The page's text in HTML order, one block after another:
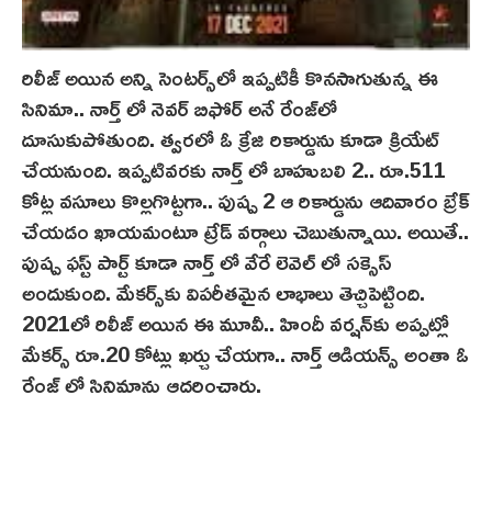
రిలీజ్ అయిన అన్ని సెంటర్స్‌లో ఇప్పటికీ కొనసాగుతున్న ఈ
సినిమా.. నార్త్ లో నెవర్ బిఫోర్ అనే రేంజ్‌లో
దూసుకుపోతుంది. త్వరలో ఓ క్రేజి రికార్డును కూడా క్రియేట్
చేయనుంది. ఇప్పటివరకు నార్త్ లో బాహుబలి 2.. రూ.511
కోట్ల వసూలు కొల్లగొట్టగా.. పుష్ప 2 ఆ రికార్డును ఆదివారం బ్రేక్
చేయడం ఖాయమంటూ ట్రేడ్ వర్గాలు చెబుతున్నాయి. అయితే..
పుష్ప ఫస్ట్ పార్ట్ కూడా నార్త్ లో వేరే లెవెల్ లో సక్సెస్
అందుకుంది. మేకర్స్‌కు విపరీతమైన లాభాలు తెచ్చిపెట్టింది.
2021లో రిలీజ్ అయిన ఈ మూవీ.. హిందీ వర్షన్‌కు అప్పట్లో
మేకర్స్ రూ.20 కోట్లు ఖర్చు చేయగా.. నార్త్ ఆడియన్స్ అంతా ఓ
రేంజ్ లో సినిమాను ఆదరించారు.